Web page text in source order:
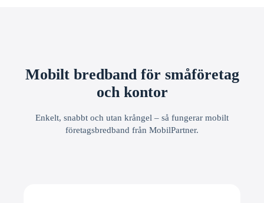
Mobilt bredband för småföretag
och kontor
Enkelt, snabbt och utan krångel – så fungerar mobilt
företagsbredband från MobilPartner.